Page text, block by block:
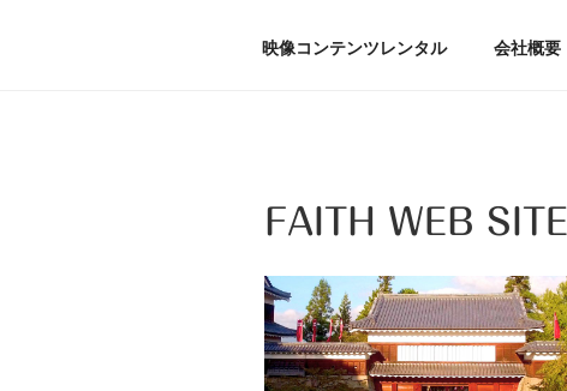
映像コンテンツレンタル 会社概要
FAITH WEB SITE